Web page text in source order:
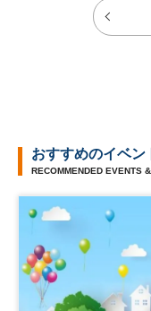
おすすめのイベン
RECOMMENDED EVENTS